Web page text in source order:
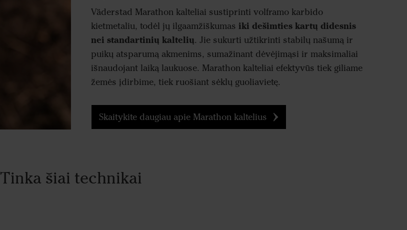
Väderstad Marathon kalteliai sustiprinti volframo karbido
kietmetaliu, todėl jų ilgaamžiškumas iki dešimties kartų didesnis
nei standartinių kaltelių. Jie sukurti užtikrinti stabilų našumą ir
puikų atsparumą akmenims, sumažinant dėvėjimąsi ir maksimaliai
išnaudojant laiką laukuose. Marathon kalteliai efektyvūs tiek giliame
žemės įdirbime, tiek ruošiant sėklų guoliavietę.
Skaitykite daugiau apie Marathon kaltelius
Tinka šiai technikai